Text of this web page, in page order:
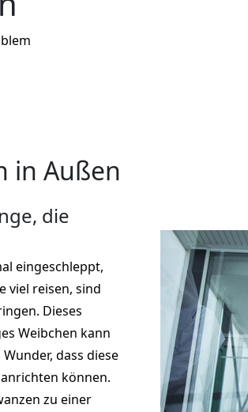
in Außen
die
eingeschleppt,
viel reisen, sind
Dieses
Weibchen kann
dass diese
können.
zu einer